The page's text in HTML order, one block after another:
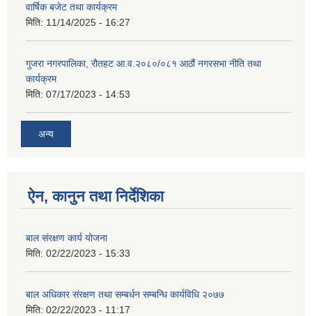
वार्षिक बजेट तथा कार्यक्रम
मिति: 11/14/2025 - 16:27
गुजरा नगरपालिका, रौतहट आ.व.२०८०/०८१ आठौं नगरसभा नीति तथा
कार्यक्रम
मिति: 07/17/2023 - 14:53
अन्य
ऐन, कानुन तथा निर्देशिका
बाल संरक्षण कार्य योजना
मिति: 02/22/2023 - 15:33
बाल अधिकार संरक्षण तथा सम्बर्धन सम्बन्धि कार्यविधि २०७७
मिति: 02/22/2023 - 11:17